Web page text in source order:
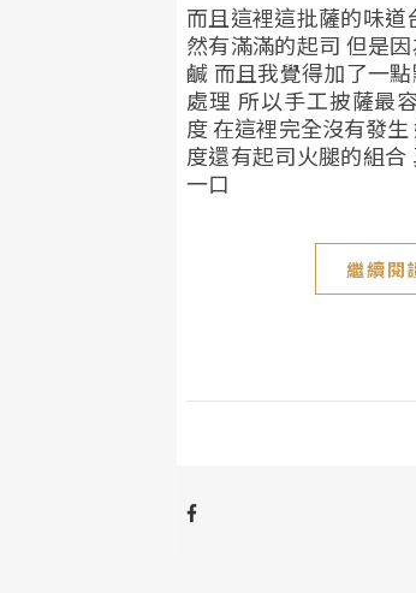
而且這裡這批薩的味道
然有滿滿的起司 但是
鹹 而且我覺得加了一
處理 所以手工披薩最
度 在這裡完全沒有發
度還有起司火腿的組合
一口
繼續閱